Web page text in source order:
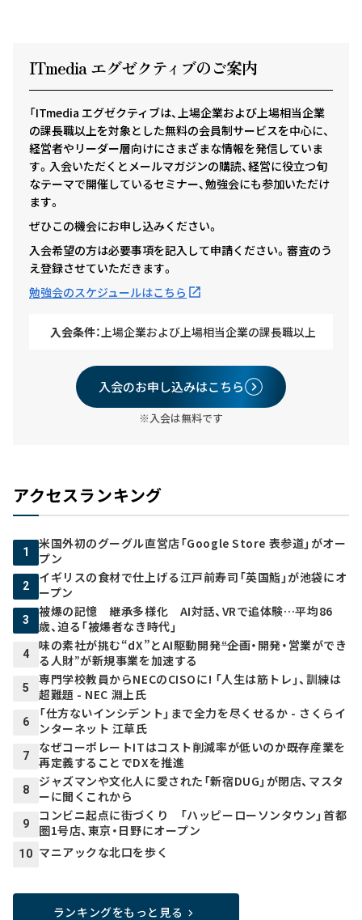
ITmedia エグゼクティ ブのご案内
「ITmedia エグゼクティブは、上場企業および上場相当企業
の課長職以上を対象とした無料の会員制サービスを中心に、
経営者やリーダー層向けにさまざまな情報を発信していま
す。入会いただくとメールマガジンの購読、経営に役立つ旬
なテーマで開催しているセミナー、勉強会にも参加いただけ
ます。
ぜひこの機会にお申し込みください。
入会希望の方は必要事項を記入して申請ください。審査のう
え登録させていただきます。
勉強会のスケジュールはこちら
入会条件： 上場企業および上場相当企業の課長職以上
入会のお申し込みはこちら
※入会は無料です
アクセスランキング
1
米国外初のグーグル直営店「Google Store 表参道」がオー
プン
2
イギリスの食材で仕上げる江戸前寿司「英国鮨」が池袋にオ
ープン
3
被爆の記憶 継承多様化 AI対話、VRで追体験…平均86
歳、迫る「被爆者なき時代」
4
味の素社が挑む“dX”とAI駆動開発――“企画・開発・営業ができ
る人財”が新規事業を加速する
5
専門学校教員からNECのCISOに! 「人生は筋トレ」、訓練は
超難題 - NEC 淵上氏
6
「仕方ないインシデント」まで全力を尽くせるか - さくらイ
ンターネット 江草氏
7
なぜコーポレートITはコスト削減率が低いのか――既存産業を
再定義することでDXを推進
8
ジャズマンや文化人に愛された「新宿DUG」が閉店、マスタ
ーに聞くこれから
9
コンビニ起点に街づくり 「ハッピーローソンタウン」首都
圏1号店、東京・日野にオープン
10 マニアックな北口を歩く
ランキングをもっと見る